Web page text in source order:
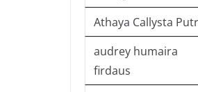
Athaya Callysta
audrey humaira
firdaus